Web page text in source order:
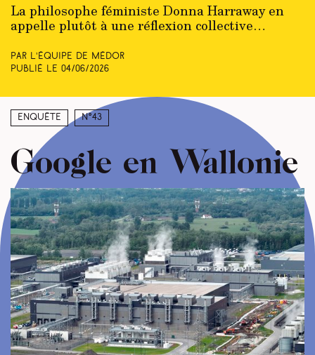
La philosophe féministe Donna Harraway en
appelle plutôt à une réflexion collective…
Par L’équipe de Médor
Publié le 04/06/2026
Enquête N°43
Google en Wallonie